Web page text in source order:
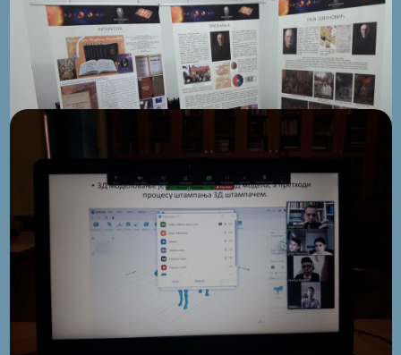
СЕПТЕМБАР Додјела награда
Додјела награда ауторима најбољих
фотографија доспјелих на фото-конкурс "Љето уз
књигу" у организацији НБЗ.
НБЗ и Савез иноватора Републике Српске
организовали су изложбу "МИЛАНКОВИЋ 1879-
2019".
1 2 3